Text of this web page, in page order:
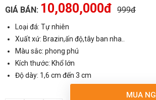
GIÁ BÁN: 10,080,000đ 999đ
Loại đá: Tự nhiên
Xuất xứ: Brazin,ấn độ,tây ban nha..
Màu sắc: phong phú
Kích thước: Khổ lớn
Độ dày: 1,6 cm đến 3 cm
MUA